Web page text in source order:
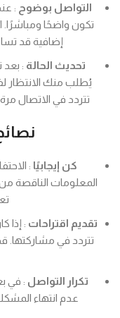
التواصل بوضوح :
تكون واضحًا
إضافية قد
تحديث الحالة : بعد
يُطلب منك الانتظار
تتردد في الاتصال
كن إيجابيًا :
المعلومات الناقصة
تقديم اقتراحات : إذا
تتردد في مشاركتها.
تكرار التواصل : في
عدم انتهاء